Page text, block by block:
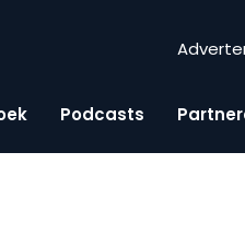
Podcasts